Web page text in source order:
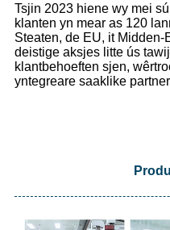
Tsjin 2023 hiene wy ​​mei
klanten yn mear as 120
Steaten, de EU, it
deistige aksjes litte ús
klantbehoeften sjen,
yntegreare saaklike